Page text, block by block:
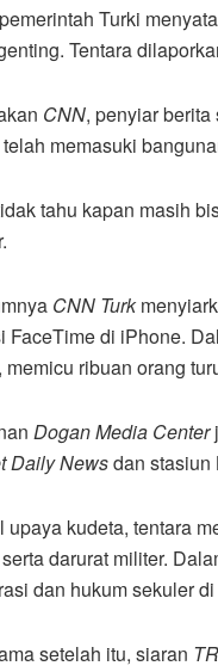
Turki
Tentara
CNN, penyiar
memasuki
tahu kapan masih
CNN Turk
FaceTime di iPhone.
memicu ribuan orang
Dogan Media Center
Daily Newsdan stasiun
upaya kudeta, tentara
darurat militer.
dan hukum sekuler di
setelah itu, siaran